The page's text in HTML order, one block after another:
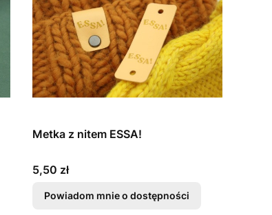
Metka z nitem ESSA!
Cena
5,50 zł
Powiadom mnie o dostępności